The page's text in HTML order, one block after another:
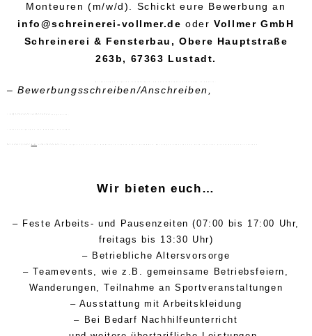
Monteuren (m/w/d). Schickt eure Bewerbung an
info@schreinerei-vollmer.de oder Vollmer GmbH
Schreinerei & Fensterbau, Obere Hauptstraße
263b, 67363 Lustadt.
– Bewerbungsschreiben/Anschreiben,
Wir bieten euch…
– Feste Arbeits- und Pausenzeiten (07:00 bis 17:00 Uhr,
freitags bis 13:30 Uhr)
– Betriebliche Altersvorsorge
– Teamevents, wie z.B. gemeinsame Betriebsfeiern,
Wanderungen, Teilnahme an Sportveranstaltungen
– Ausstattung mit Arbeitskleidung
– Bei Bedarf Nachhilfeunterricht